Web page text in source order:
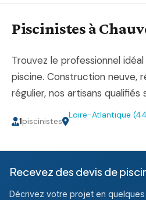
Piscinistes à
Trouvez le professionnel
piscine. Construction neuve,
régulier, nos artisans
1piscinistes
Loire-Atlantique
Recevez des devis de
Décrivez votre projet en quelques